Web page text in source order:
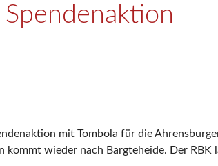
mit Tombola für die
kommt wieder nach Bargteheide. Der